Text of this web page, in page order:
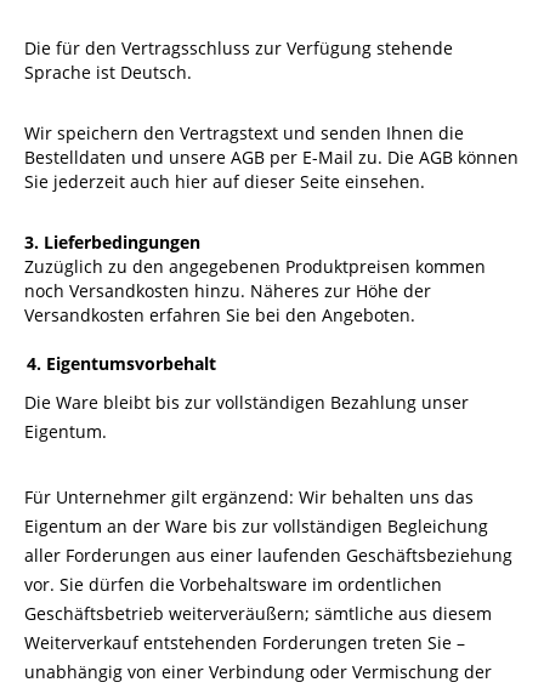
Die für den Vertragsschluss zur Verfügung stehende
Sprache ist Deutsch.
Wir speichern den Vertragstext und senden Ihnen die
Bestelldaten und unsere AGB per E-Mail zu. Die AGB können
Sie jederzeit auch hier auf dieser Seite einsehen.
3. Lieferbedingungen
Zuzüglich zu den angegebenen Produktpreisen kommen
noch Versandkosten hinzu. Näheres zur Höhe der
Versandkosten erfahren Sie bei den Angeboten.
4. Eigentumsvorbehalt
Die Ware bleibt bis zur vollständigen Bezahlung unser
Eigentum.
Für Unternehmer gilt ergänzend: Wir behalten uns das
Eigentum an der Ware bis zur vollständigen Begleichung
aller Forderungen aus einer laufenden Geschäftsbeziehung
vor. Sie dürfen die Vorbehaltsware im ordentlichen
Geschäftsbetrieb weiterveräußern; sämtliche aus diesem
Weiterverkauf entstehenden Forderungen treten Sie –
unabhängig von einer Verbindung oder Vermischung der